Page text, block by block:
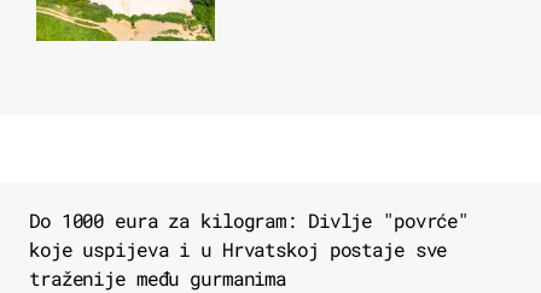
Do 1000 eura za kilogram: Divlje "povrće"
koje uspijeva i u Hrvatskoj postaje sve
traženije među gurmanima